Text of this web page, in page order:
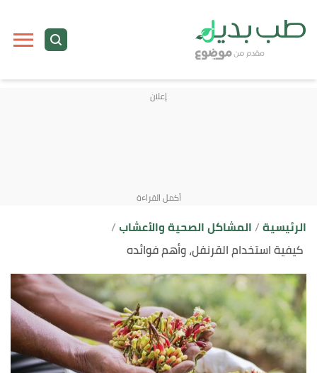
الرئيسية المشاكل الصحية والأعشاب
كيفية استخدام القرنفل، وأهم فوائده